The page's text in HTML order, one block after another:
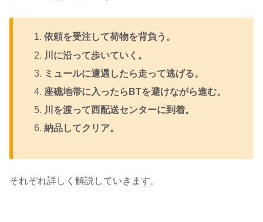
依頼を受注して荷物を背負う。
川に沿って歩いていく。
ミュールに遭遇したら走って逃げる。
座礁地帯に入ったらBTを避けながら進む。
川を渡って西配送センターに到着。
納品してクリア。
それぞれ詳しく解説していきます。